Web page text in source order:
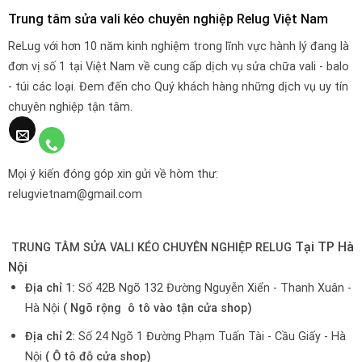
Trung tâm sửa vali kéo chuyên nghiệp Relug Việt Nam
ReLug với hơn 10 năm kinh nghiệm trong lĩnh vực hành lý đang là
đơn vị số 1 tại Việt Nam về cung cấp dịch vụ sửa chữa vali - balo
- túi các loại. Đem đến cho Quý khách hàng những dịch vụ uy tín
chuyên nghiệp tận tâm.
Mọi ý kiến đóng góp xin gửi về hòm thư:
relugvietnam@gmail.com
TRUNG TÂM SỬA VALI KÉO CHUYÊN NGHIỆP RELUG Tại TP Hà
Nội
Địa chỉ 1: Số 42B Ngõ 132 Đường Nguyễn Xiển - Thanh Xuân -
Hà Nội ( Ngõ rộng ô tô vào tận cửa shop)
Địa chỉ 2: Số 24 Ngõ 1 Đường Phạm Tuấn Tài - Cầu Giấy - Hà
Nội ( Ô tô đỗ cửa shop)